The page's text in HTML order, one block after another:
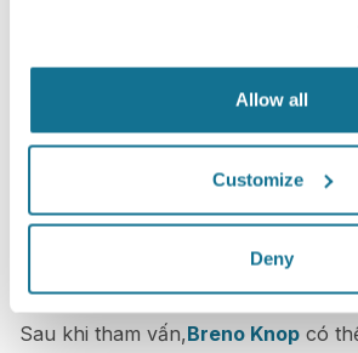
Allow all
Customize
Deny
Bạn muốn biết những gì
bạn?
Sau khi tham vấn,Breno Knop có